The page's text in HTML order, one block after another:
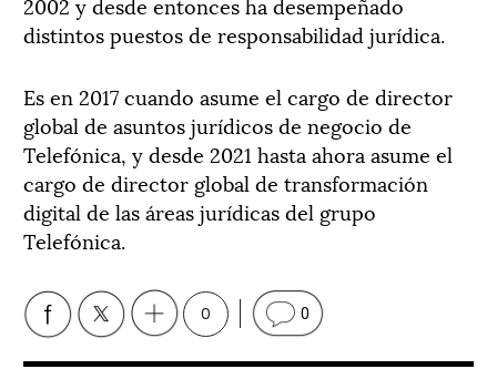
distintos puestos de responsabilidad jurídica.
Es en 2017 cuando asume el cargo de director
global de asuntos jurídicos de negocio de
Telefónica, y desde 2021 hasta ahora asume el
cargo de director global de transformación
digital de las áreas jurídicas del grupo
Telefónica.
0 0